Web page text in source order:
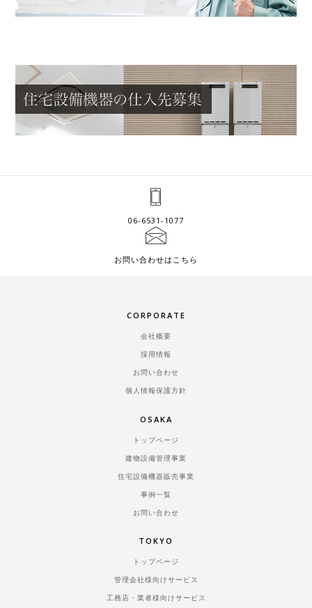
06-6531-1077
お問い合わせはこちら
CORPORATE
会社概要
採用情報
お問い合わせ
個人情報保護方針
OSAKA
トップページ
建物設備管理事業
住宅設備機器販売事業
事例一覧
お問い合わせ
TOKYO
トップページ
管理会社様向けサービス
工務店・業者様向けサービス